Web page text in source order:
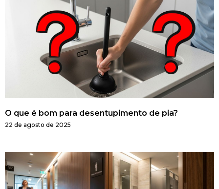
O que é bom para desentupimento de pia?
22 de agosto de 2025